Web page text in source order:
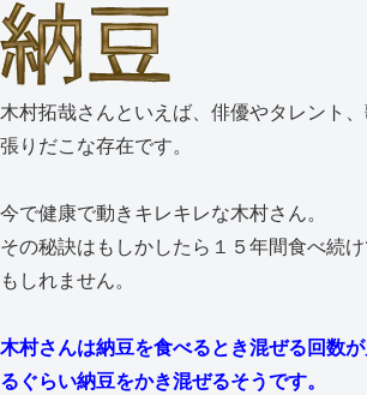
木村拓哉さんといえば、俳優やタレント
張りだこな存在です。
今で健康で動きキレキレな木村さん。
その秘訣はもしかしたら１５年間食べ続
もしれません。
木村さんは納豆を食べるとき混ぜる回数
るぐらい納豆をかき混ぜるそうです。